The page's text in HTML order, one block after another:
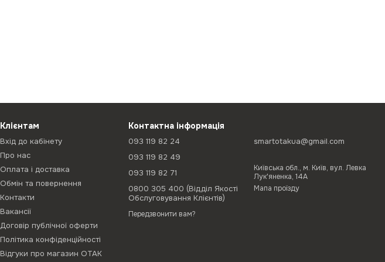
Клієнтам
Вхід до кабінету
Про нас
Оплата і доставка
Обмін та повернення
Контакти
Вакансії
Договір публічної оферти
Політика конфіденційності
Відгуки про магазин ОТАК
Контактна інформація
093 119 82 24
093 119 82 49
093 119 82 71
0800 305 400 (Відділ Якості
Обслуговування Клієнтів)
Передзвонити вам?
smartotakua@gmail.com
Київська обл., м. Київ, вул. Левка
Лук'яненка, 14А
Мапа проїзду